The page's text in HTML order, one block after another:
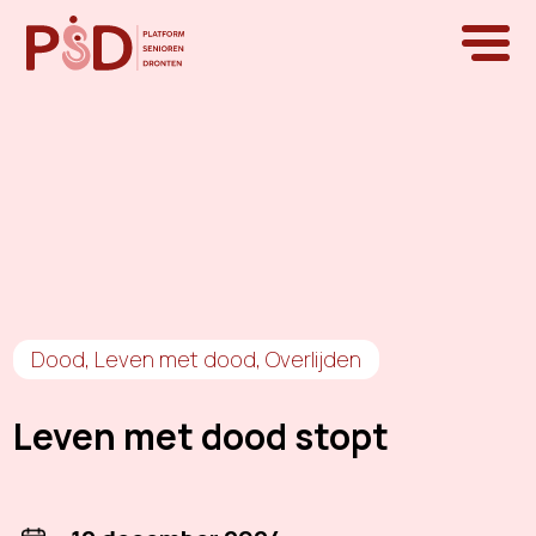
Dood, Leven met dood,Overlijden
Leven met dood stopt